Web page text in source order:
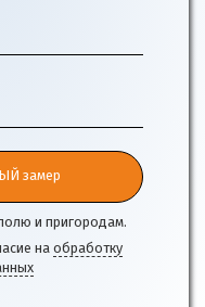
замер
и пригородам.
на обработку